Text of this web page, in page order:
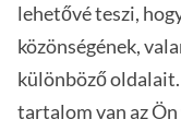
lehetővé teszi,
közönségének,
különböző
tartalom van az